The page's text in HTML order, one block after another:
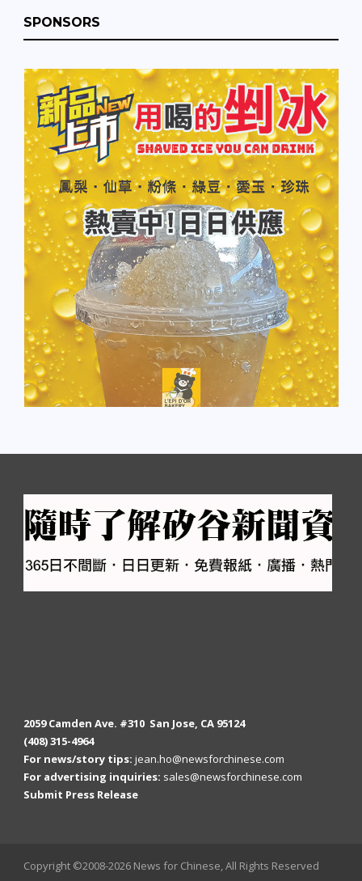
SPONSORS
2059 Camden Ave. #310 San Jose, CA 95124
(408) 315-4964
For news/story tips: jean.ho@newsforchinese.com
For advertising inquiries: sales@newsforchinese.com
Submit Press Release
Copyright ©2008-2026 News for Chinese, All Rights Reserved